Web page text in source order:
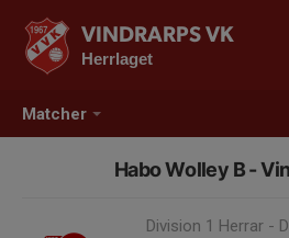
Matcher
VINDRARPS VK
Herrlaget
Habo Wolley B -
Division 1 Herrar -